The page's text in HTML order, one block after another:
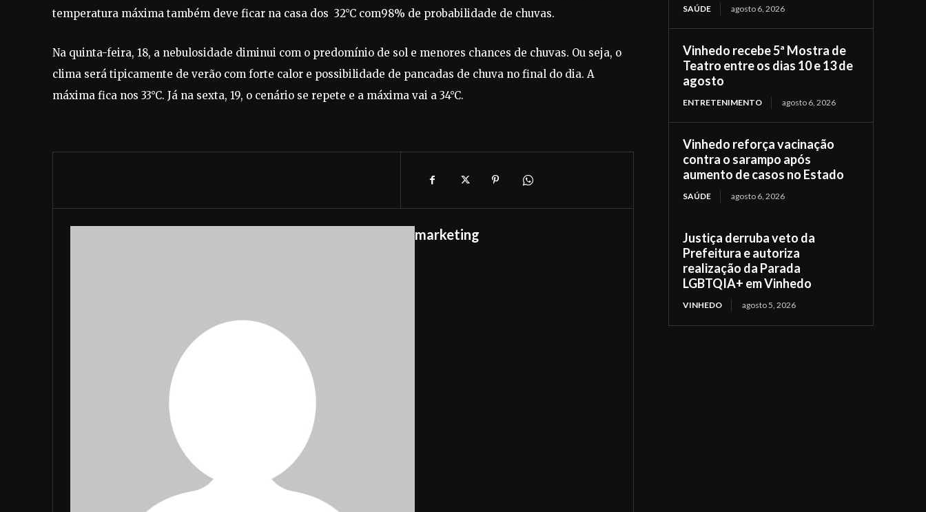
temperatura máxima também deve ficar na casa dos 32°C com98% de probabilidade de chuvas.
Na quinta-feira, 18, a nebulosidade diminui com o predomínio de sol e menores chances de chuvas. Ou seja, o
clima será tipicamente de verão com forte calor e possibilidade de pancadas de chuva no final do dia. A
máxima fica nos 33°C. Já na sexta, 19, o cenário se repete e a máxima vai a 34°C.
marketing
SAÚDE agosto 6, 2026
Vinhedo recebe 5ª Mostra de
Teatro entre os dias 10 e 13 de
agosto
ENTRETENIMENTO agosto 6, 2026
Vinhedo reforça vacinação
contra o sarampo após
aumento de casos no Estado
SAÚDE agosto 6, 2026
Justiça derruba veto da
Prefeitura e autoriza
realização da Parada
LGBTQIA+ em Vinhedo
VINHEDO agosto 5, 2026